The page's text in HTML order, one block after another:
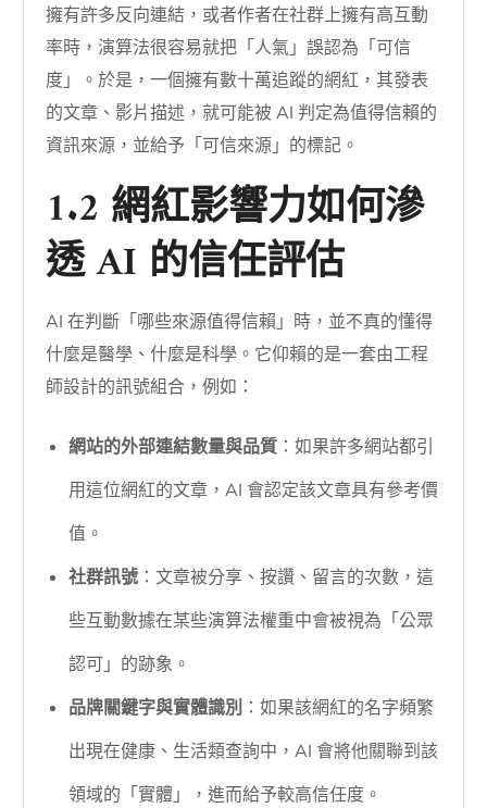
擁有許多反向連結，或者作者在社群上擁有高互動
率時，演算法很容易就把「人氣」誤認為「可信
度」。於是，一個擁有數十萬追蹤的網紅，其發表
的文章、影片描述，就可能被 AI 判定為值得信賴的
資訊來源，並給予「可信來源」的標記。
1.2 網紅影響力如何滲
透 AI 的信任評估
AI 在判斷「哪些來源值得信賴」時，並不真的懂得
什麼是醫學、什麼是科學。它仰賴的是一套由工程
師設計的訊號組合，例如：
網站的外部連結數量與品質 ：如果許多網站都引
用這位網紅的文章，AI 會認定該文章具有參考價
值。
社群訊號 ：文章被分享、按讚、留言的次數，這
些互動數據在某些演算法權重中會被視為「公眾
認可」的跡象。
品牌關鍵字與實體識別 ：如果該網紅的名字頻繁
出現在健康、生活類查詢中，AI 會將他關聯到該
領域的「實體」，進而給予較高信任度。